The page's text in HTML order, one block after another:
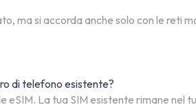
ma si accorda anche solo con le reti
di telefono esistente?
eSIM. La tua SIM esistente rimane